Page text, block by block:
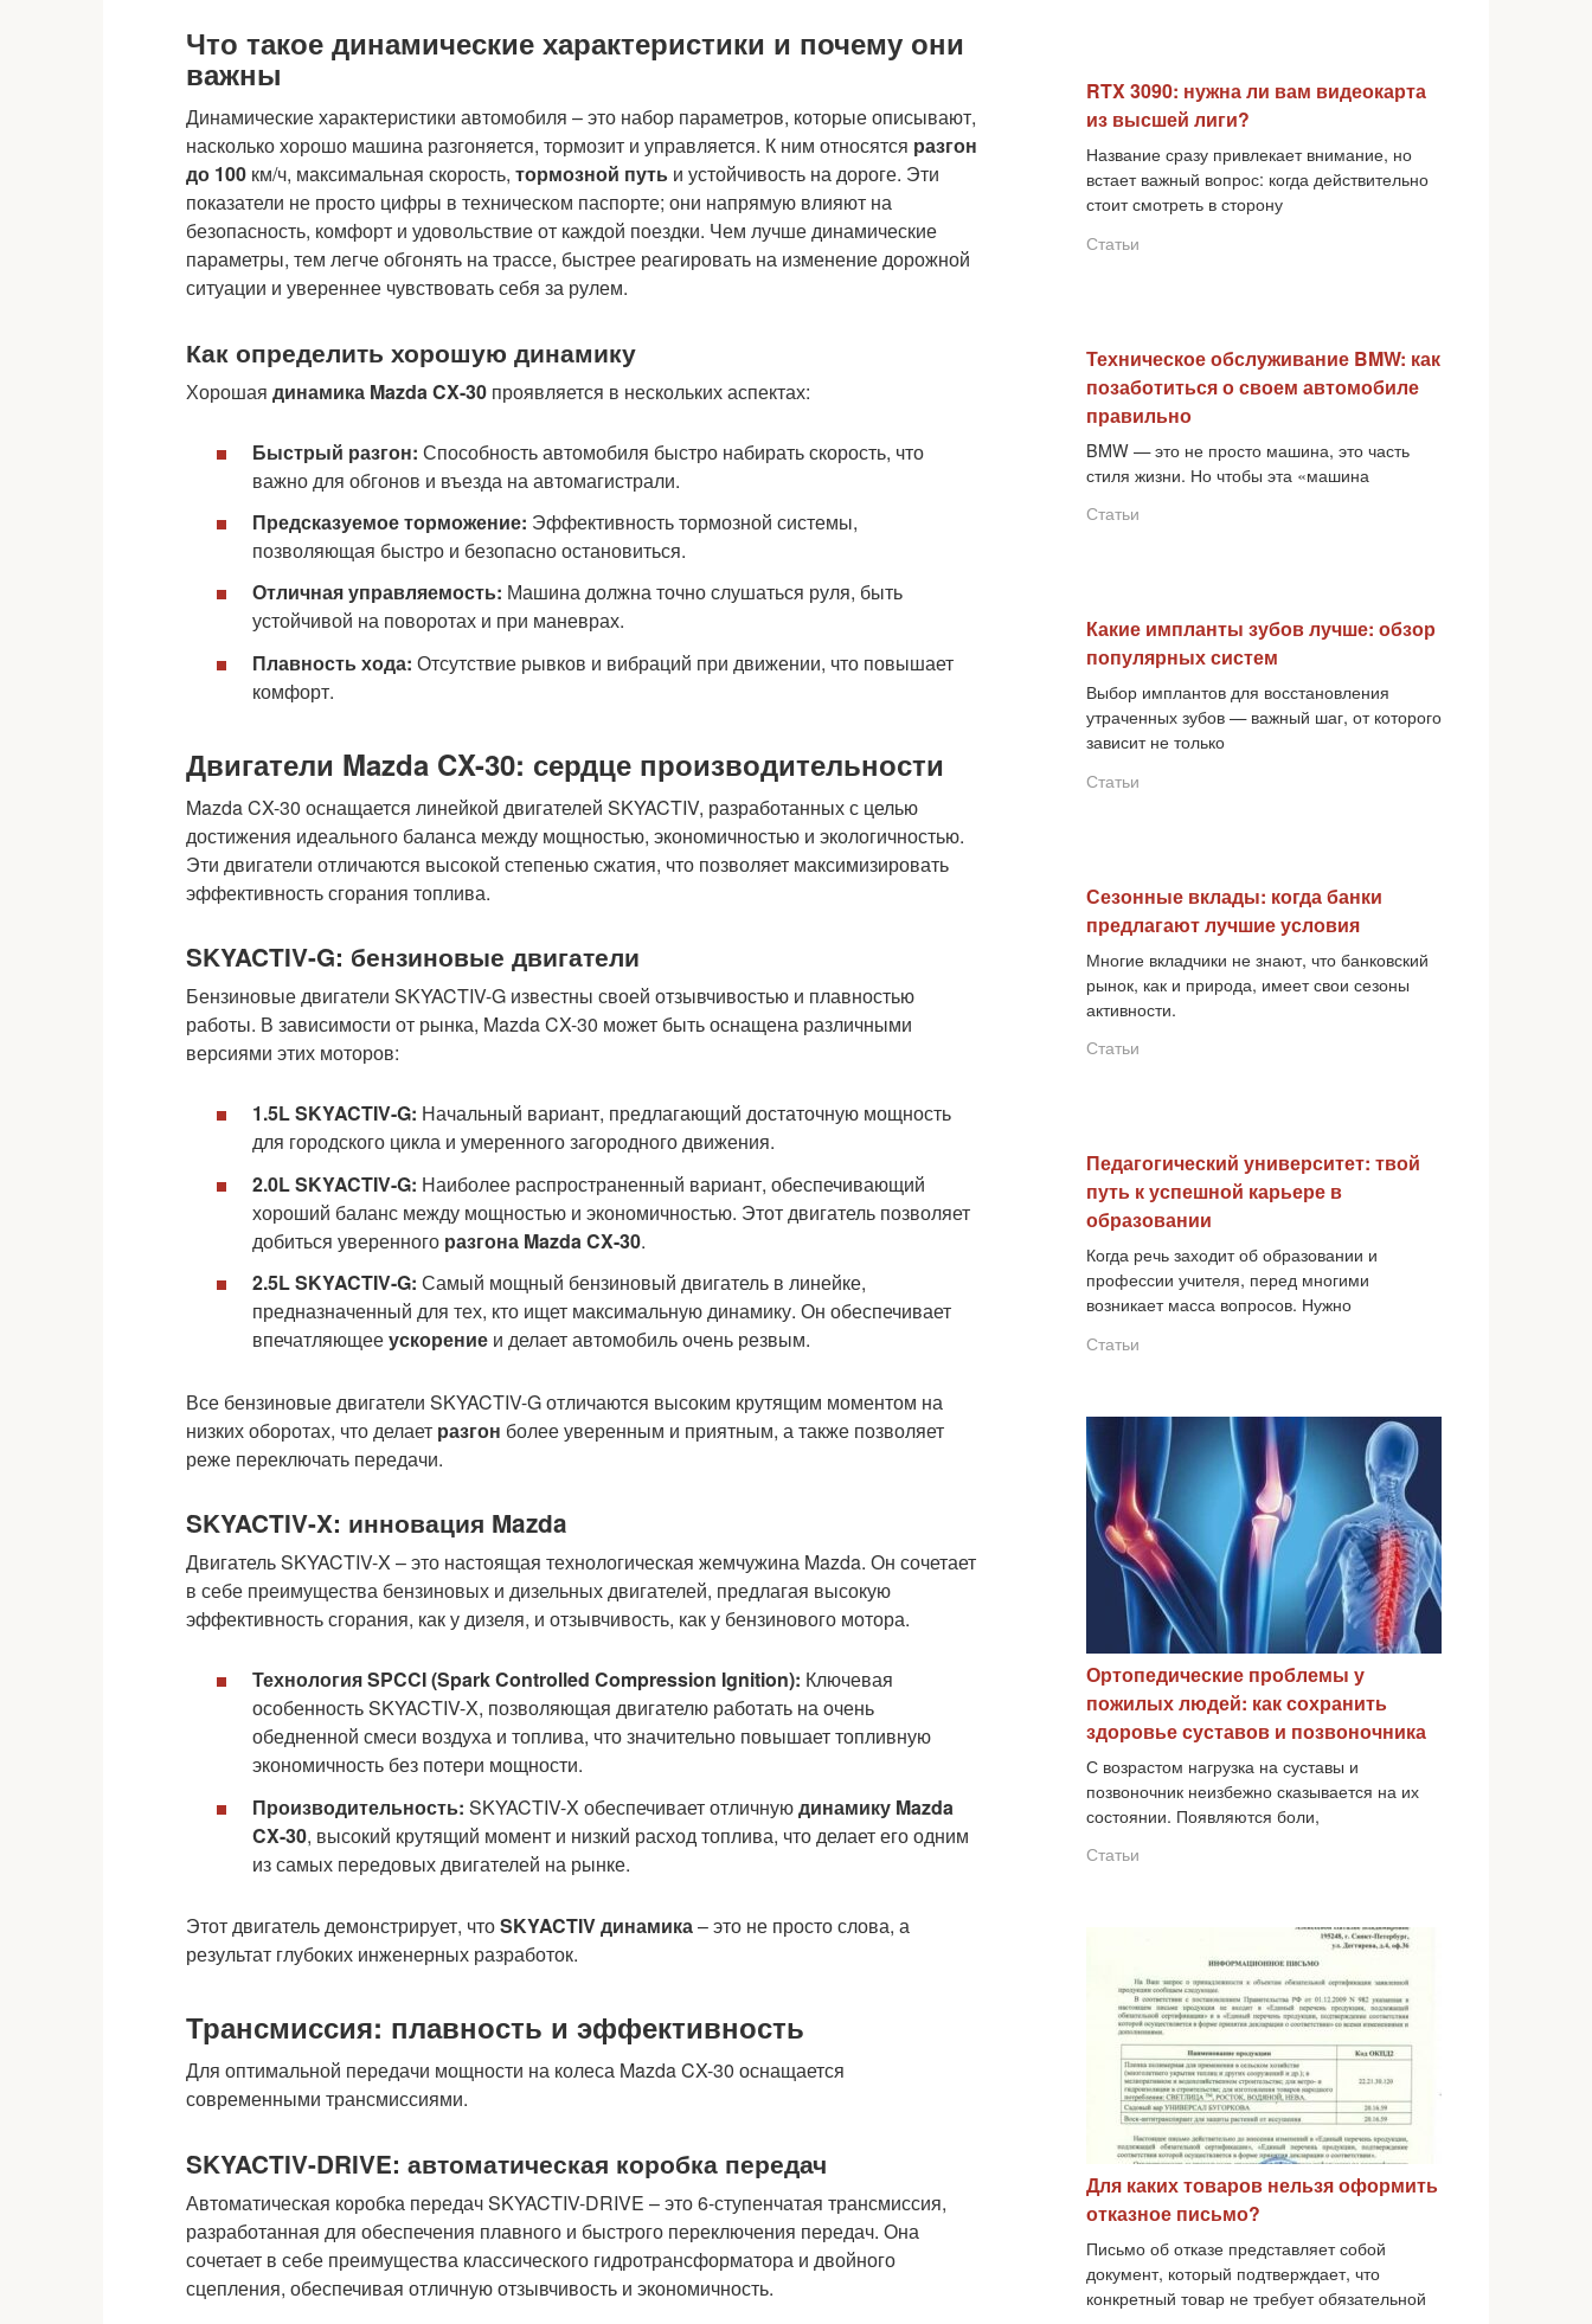
Что такое динамические характеристики и почему они
важны
Динамические характеристики автомобиля – это набор параметров, которые описывают,
насколько хорошо машина разгоняется, тормозит и управляется. К ним относятся разгон
до 100 км/ч, максимальная скорость, тормозной путь и устойчивость на дороге. Эти
показатели не просто цифры в техническом паспорте; они напрямую влияют на
безопасность, комфорт и удовольствие от каждой поездки. Чем лучше динамические
параметры, тем легче обгонять на трассе, быстрее реагировать на изменение дорожной
ситуации и увереннее чувствовать себя за рулем.
Как определить хорошую динамику
Хорошая динамика Mazda CX-30 проявляется в нескольких аспектах:
Быстрый разгон: Способность автомобиля быстро набирать скорость, что
важно для обгонов и въезда на автомагистрали.
Предсказуемое торможение: Эффективность тормозной системы,
позволяющая быстро и безопасно остановиться.
Отличная управляемость: Машина должна точно слушаться руля, быть
устойчивой на поворотах и при маневрах.
Плавность хода: Отсутствие рывков и вибраций при движении, что повышает
комфорт.
Двигатели Mazda CX-30: сердце производительности
Mazda CX-30 оснащается линейкой двигателей SKYACTIV, разработанных с целью
достижения идеального баланса между мощностью, экономичностью и экологичностью.
Эти двигатели отличаются высокой степенью сжатия, что позволяет максимизировать
эффективность сгорания топлива.
SKYACTIV-G: бензиновые двигатели
Бензиновые двигатели SKYACTIV-G известны своей отзывчивостью и плавностью
работы. В зависимости от рынка, Mazda CX-30 может быть оснащена различными
версиями этих моторов:
1.5L SKYACTIV-G: Начальный вариант, предлагающий достаточную мощность
для городского цикла и умеренного загородного движения.
2.0L SKYACTIV-G: Наиболее распространенный вариант, обеспечивающий
хороший баланс между мощностью и экономичностью. Этот двигатель позволяет
добиться уверенного разгона Mazda CX-30.
2.5L SKYACTIV-G: Самый мощный бензиновый двигатель в линейке,
предназначенный для тех, кто ищет максимальную динамику. Он обеспечивает
впечатляющееускорение и делает автомобиль очень резвым.
Все бензиновые двигатели SKYACTIV-G отличаются высоким крутящим моментом на
низких оборотах, что делает разгон более уверенным и приятным, а также позволяет
реже переключать передачи.
SKYACTIV-X: инновация Mazda
Двигатель SKYACTIV-X – это настоящая технологическая жемчужина Mazda. Он сочетает
в себе преимущества бензиновых и дизельных двигателей, предлагая высокую
эффективность сгорания, как у дизеля, и отзывчивость, как у бензинового мотора.
Технология SPCCI (Spark Controlled Compression Ignition): Ключевая
особенность SKYACTIV-X, позволяющая двигателю работать на очень
обедненной смеси воздуха и топлива, что значительно повышает топливную
экономичность без потери мощности.
Производительность: SKYACTIV-X обеспечивает отличнуюдинамику Mazda
CX-30, высокий крутящий момент и низкий расход топлива, что делает его одним
из самых передовых двигателей на рынке.
Этот двигатель демонстрирует, чтоSKYACTIV динамика– это не просто слова, а
результат глубоких инженерных разработок.
Трансмиссия: плавность и эффективность
Для оптимальной передачи мощности на колеса Mazda CX-30 оснащается
современными трансмиссиями.
SKYACTIV-DRIVE: автоматическая коробка передач
Автоматическая коробка передач SKYACTIV-DRIVE – это 6-ступенчатая трансмиссия,
разработанная для обеспечения плавного и быстрого переключения передач. Она
сочетает в себе преимущества классического гидротрансформатора и двойного
сцепления, обеспечивая отличную отзывчивость и экономичность.
RTX 3090: нужна ли вам видеокарта
из высшей лиги?
Название сразу привлекает внимание, но
встает важный вопрос: когда действительно
стоит смотреть в сторону
Статьи
Техническое обслуживание BMW: как
позаботиться о своем автомобиле
правильно
BMW — это не просто машина, это часть
стиля жизни. Но чтобы эта «машина
Статьи
Какие импланты зубов лучше: обзор
популярных систем
Выбор имплантов для восстановления
утраченных зубов — важный шаг, от которого
зависит не только
Статьи
Сезонные вклады: когда банки
предлагают лучшие условия
Многие вкладчики не знают, что банковский
рынок, как и природа, имеет свои сезоны
активности.
Статьи
Педагогический университет: твой
путь к успешной карьере в
образовании
Когда речь заходит об образовании и
профессии учителя, перед многими
возникает масса вопросов. Нужно
Статьи
Ортопедические проблемы у
пожилых людей: как сохранить
здоровье суставов и позвоночника
С возрастом нагрузка на суставы и
позвоночник неизбежно сказывается на их
состоянии. Появляются боли,
Статьи
Для каких товаров нельзя оформить
отказное письмо?
Письмо об отказе представляет собой
документ, который подтверждает, что
конкретный товар не требует обязательной